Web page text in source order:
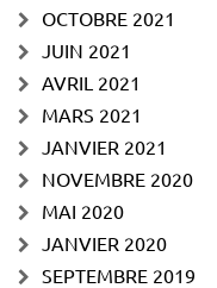
OCTOBRE 2021
JUIN 2021
AVRIL 2021
MARS 2021
JANVIER 2021
NOVEMBRE 2020
MAI 2020
JANVIER 2020
SEPTEMBRE 2019